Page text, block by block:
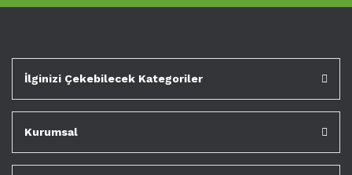
İlginizi Çekebilecek Kategoriler
Kurumsal